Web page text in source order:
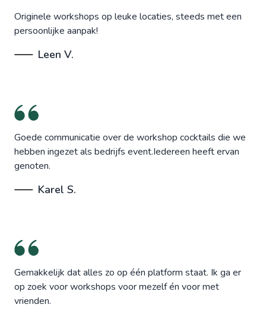
Originele workshops op leuke locaties, steeds met een
persoonlijke aanpak!
Leen V.
Goede communicatie over de workshop cocktails die we
hebben ingezet als bedrijfs event.Iedereen heeft ervan
genoten.
Karel S.
Gemakkelijk dat alles zo op één platform staat. Ik ga er
op zoek voor workshops voor mezelf én voor met
vrienden.